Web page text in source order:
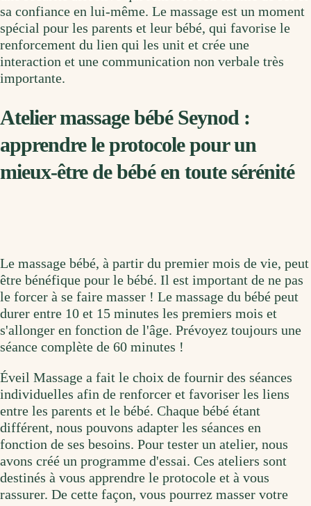
sa confiance en lui-même. Le massage est un moment
spécial pour les parents et leur bébé, qui favorise le
renforcement du lien qui les unit et crée une
interaction et une communication non verbale très
importante.
Atelier massage bébé Seynod :
apprendre le protocole pour un
mieux-être de bébé en toute sérénité
Le massage bébé, à partir du premier mois de vie, peut
être bénéfique pour le bébé. Il est important de ne pas
le forcer à se faire masser ! Le massage du bébé peut
durer entre 10 et 15 minutes les premiers mois et
s'allonger en fonction de l'âge. Prévoyez toujours une
séance complète de 60 minutes !
Éveil Massage a fait le choix de fournir des séances
individuelles afin de renforcer et favoriser les liens
entre les parents et le bébé. Chaque bébé étant
différent, nous pouvons adapter les séances en
fonction de ses besoins. Pour tester un atelier, nous
avons créé un programme d'essai. Ces ateliers sont
destinés à vous apprendre le protocole et à vous
rassurer. De cette façon, vous pourrez masser votre